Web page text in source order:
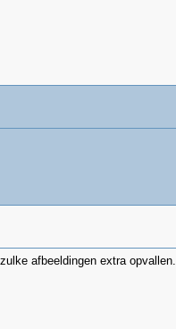
afbeeldingen extra opvallen.